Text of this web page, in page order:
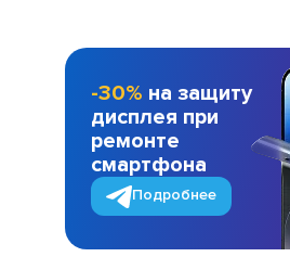
-30% на защиту
дисплея при
ремонте
смартфона
Подробнее